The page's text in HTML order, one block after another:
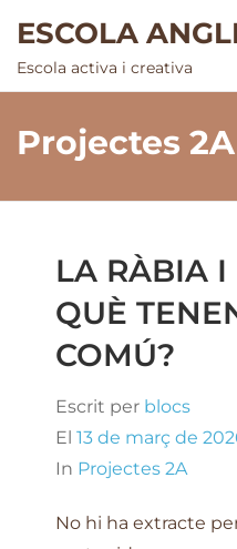
content
Enter)
ESCOLA
Escola activa i creativa
Projectes 2A
LA RÀBIA I
QUÈ
COMÚ?
Escrit per blocs
El 13 de març de
In Projectes 2A
No hi ha extracte